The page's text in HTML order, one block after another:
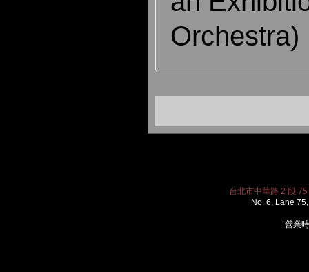
Orchestra)
台北市中華路 2 段
No. 6, Lane
營業